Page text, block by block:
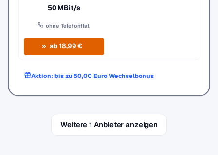
50 MBit/s
ohne Telefonflat
ab 18,99 €
Aktion: bis zu 50,00 Euro Wechselbonus
Weitere 1 Anbieter anzeigen